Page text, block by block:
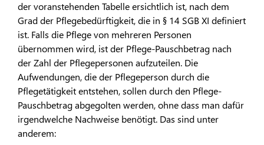
der voranstehenden Tabelle ersichtlich ist, nach dem
Grad der Pflegebedürftigkeit, die in § 14 SGB XI definiert
ist. Falls die Pflege von mehreren Personen
übernommen wird, ist der Pflege-Pauschbetrag nach
der Zahl der Pflegepersonen aufzuteilen. Die
Aufwendungen, die der Pflegeperson durch die
Pflegetätigkeit entstehen, sollen durch den Pflege-
Pauschbetrag abgegolten werden, ohne dass man dafür
irgendwelche Nachweise benötigt. Das sind unter
anderem: